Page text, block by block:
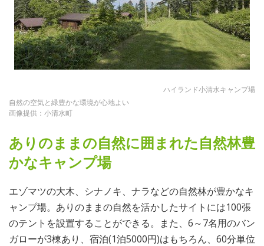
ハイランド小清水キャンプ場
自然の空気と緑豊かな環境が心地よい
画像提供：小清水町
ありのままの自然に囲まれた自然林豊
かなキャンプ場
エゾマツの大木、シナノキ、ナラなどの自然林が豊かなキ
ャンプ場。ありのままの自然を活かしたサイトには100張
のテントを設置することができる。また、6～7名用のバン
ガローが3棟あり、宿泊(1泊5000円)はもちろん、60分単位